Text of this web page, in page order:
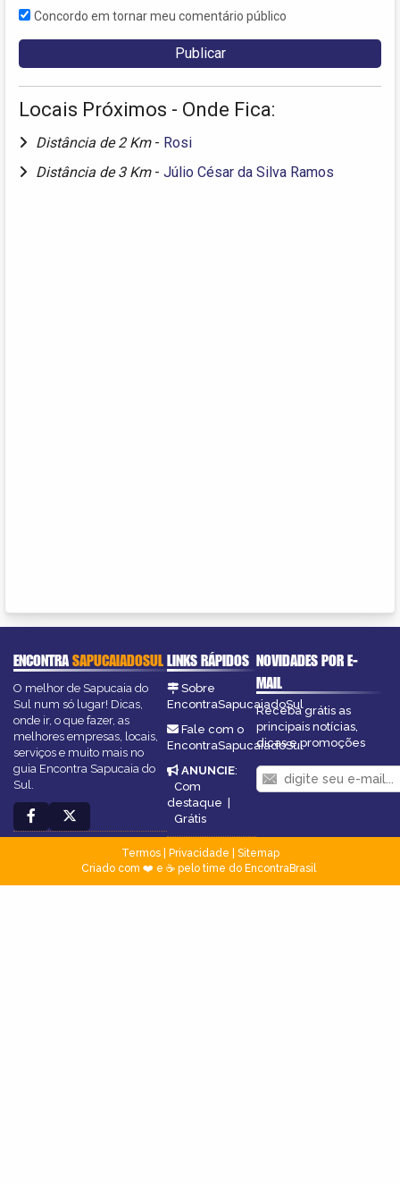
Concordo em tornar meu comentário público
Locais Próximos - Onde Fica:
Distância de 2 Km - Rosi
Distância de 3 Km - Júlio César da Silva Ramos
ENCONTRASAPUCAIADOSUL
O melhor de Sapucaia do
Sul num só lugar! Dicas,
onde ir, o que fazer, as
melhores empresas, locais,
serviços e muito mais no
guia Encontra Sapucaia do
Sul.
LINKS RÁPIDOS
Sobre
EncontraSapucaiadoSul
Fale com o
EncontraSapucaiadoSul
ANUNCIE:
Com
destaque
Grátis
NOVIDADES POR E-
MAIL
Receba grátis as
principais notícias,
dicas e promoções
Termos| Privacidade
Sitemap
Criado com ❤️ e ☕ pelo time do EncontraBrasil